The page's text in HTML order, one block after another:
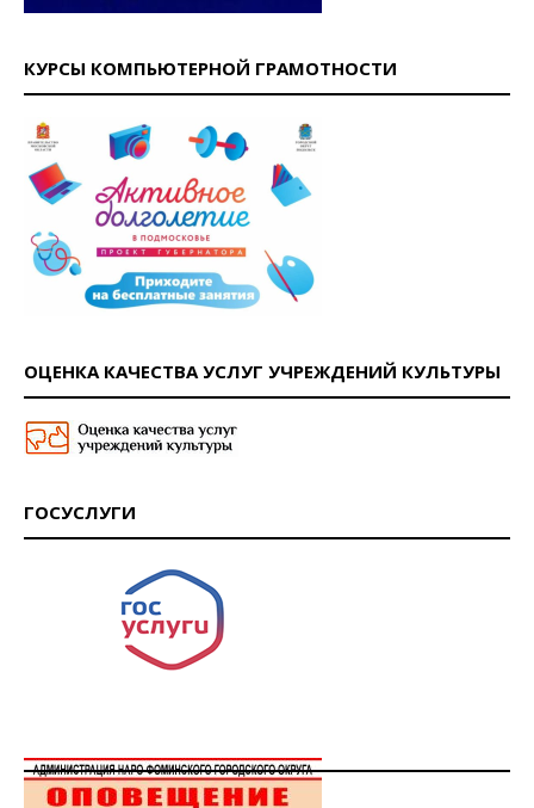
КУРСЫ КОМПЬЮТЕРНОЙ ГРАМОТНОСТИ
ОЦЕНКА КАЧЕСТВА УСЛУГ УЧРЕЖДЕНИЙ КУЛЬТУРЫ
ГОСУСЛУГИ